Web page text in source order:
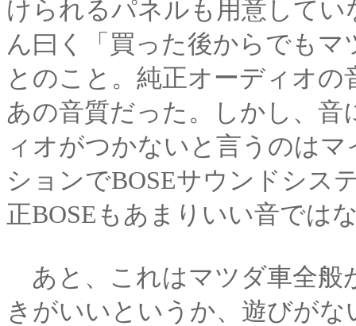
けられるパネルも用意して
ん曰く「買った後からでも
とのこと。純正オーディオ
あの音質だった。しかし、
ィオがつかないと言うのは
ションでBOSEサウンドシス
正BOSEもあまりいい音では
あと、これはマツダ車全般
きがいいというか、遊びが